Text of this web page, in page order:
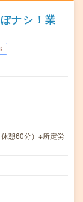
ナシ！業
憩60分）※所定労